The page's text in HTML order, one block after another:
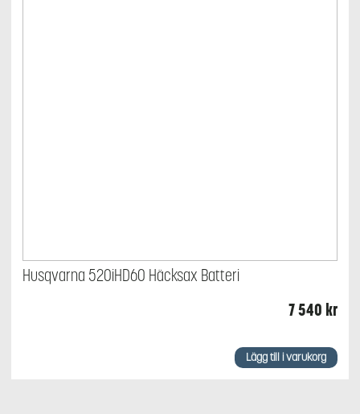
Husqvarna 520iHD60 Häcksax Batteri
7 540 kr
Lägg till i varukorg